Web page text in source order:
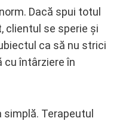
Dacă spui totul
clientul se sperie și
ca să nu strici
cu întârziere în
Terapeutul